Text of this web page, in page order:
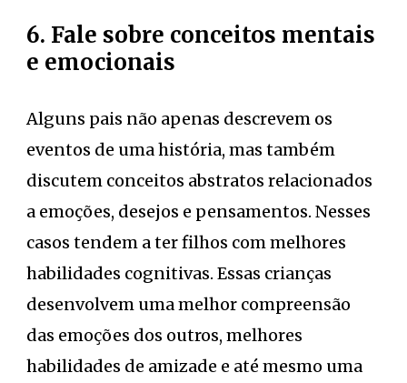
6. Fale sobre conceitos mentais
e emocionais
Alguns pais não apenas descrevem os
eventos de uma história, mas também
discutem conceitos abstratos relacionados
a emoções, desejos e pensamentos. Nesses
casos tendem a ter filhos com melhores
habilidades cognitivas. Essas crianças
desenvolvem uma melhor compreensão
das emoções dos outros, melhores
habilidades de amizade e até mesmo uma